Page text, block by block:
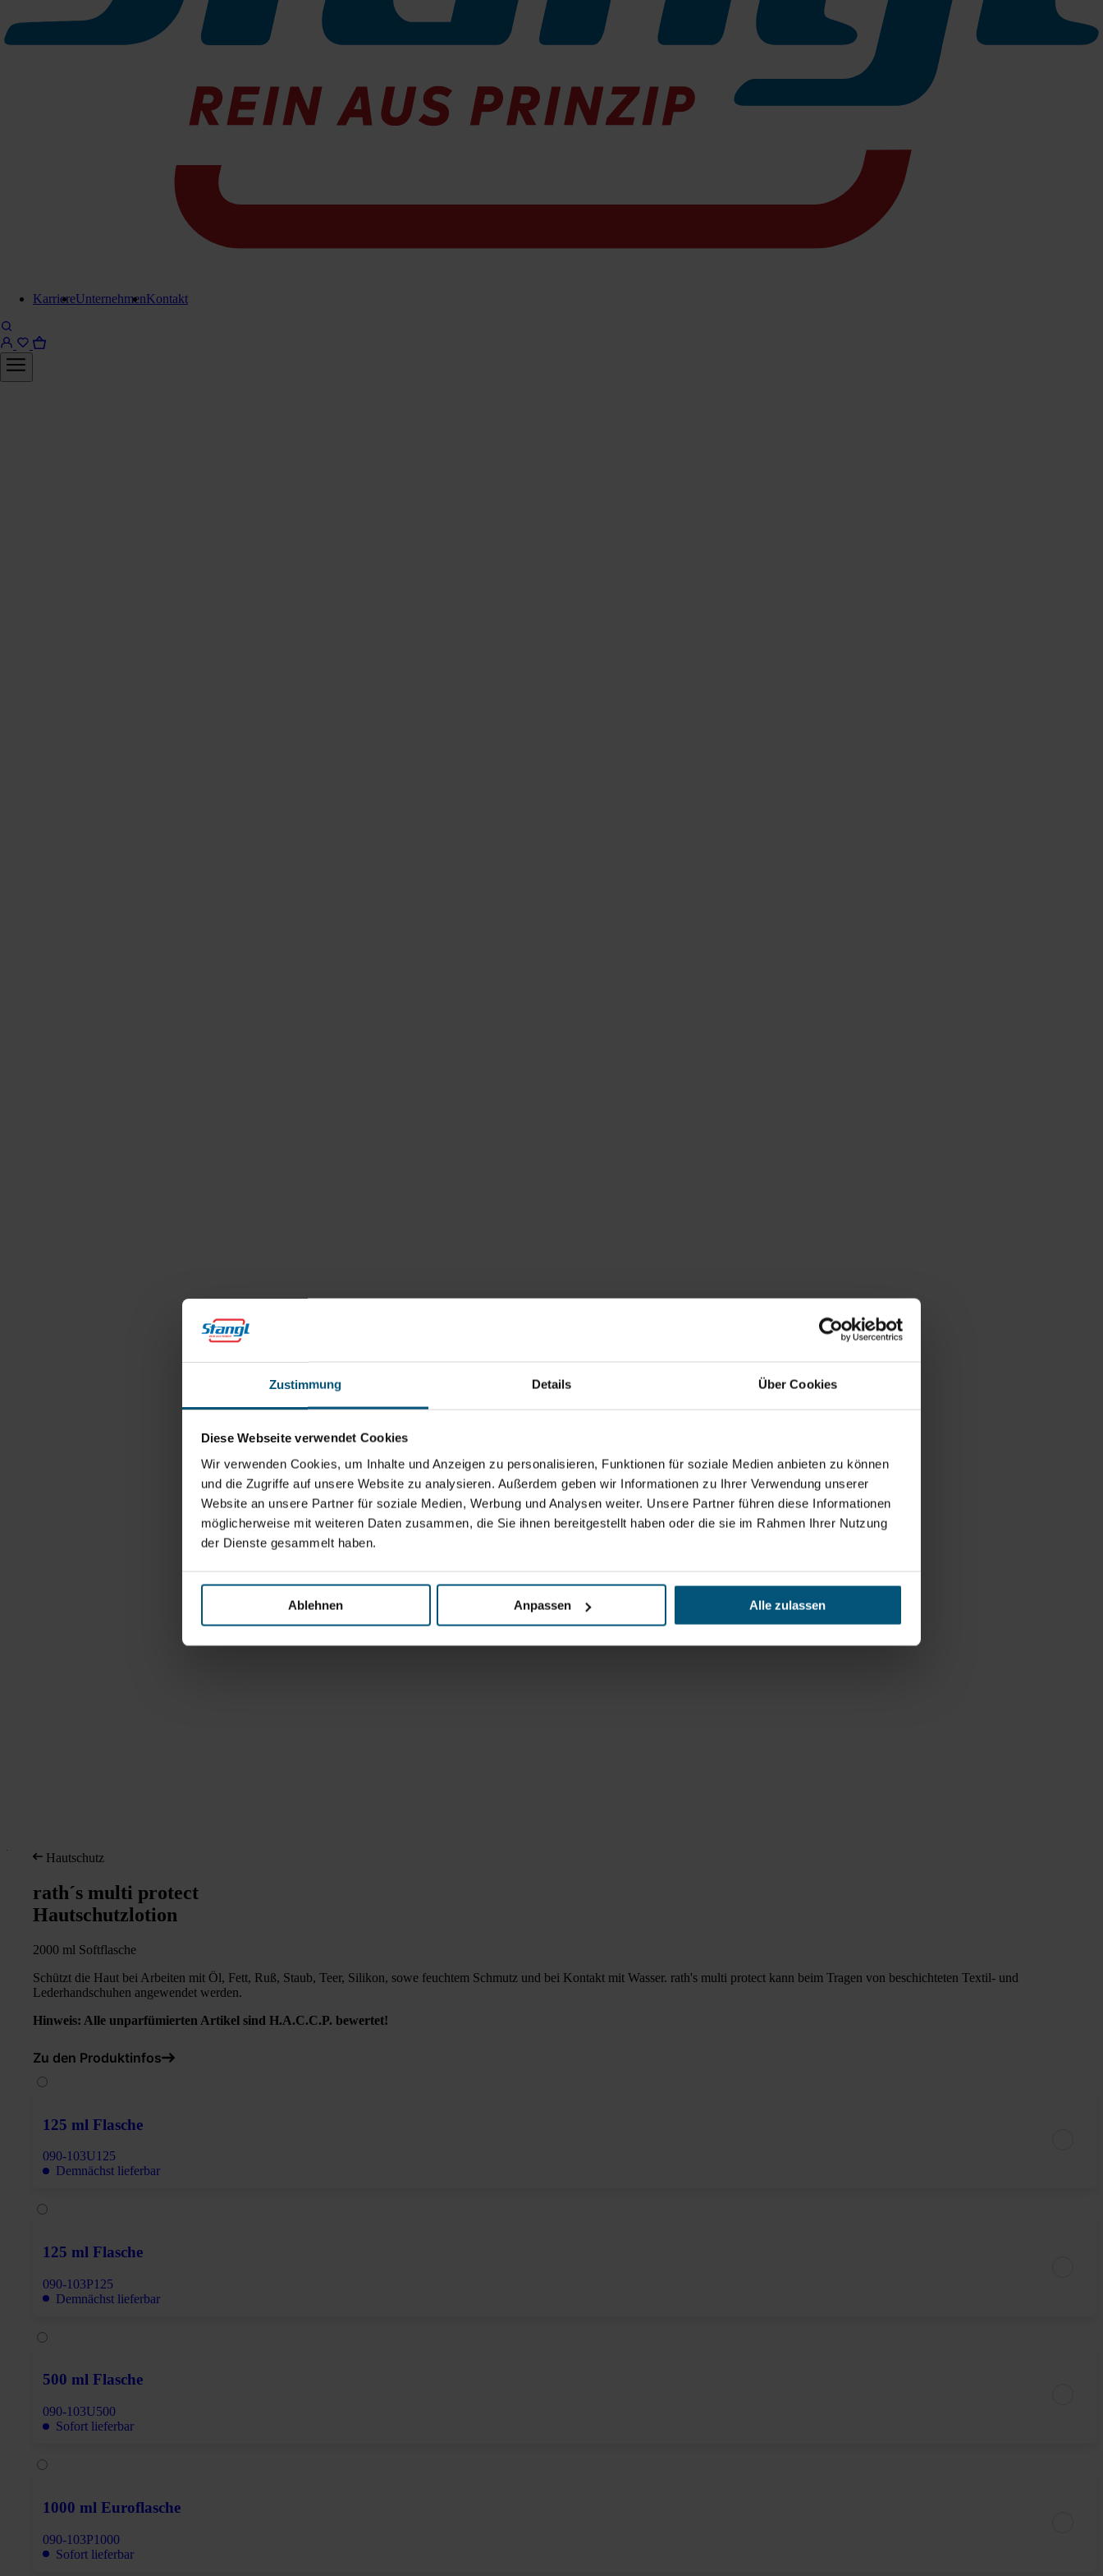
Zustimmung Details Über Cookies
Diese Webseite verwendet Cookies
Wir verwenden Cookies, um Inhalte und Anzeigen zu personalisieren, Funktionen für soziale Medien anbieten zu können
und die Zugriffe auf unsere Website zu analysieren. Außerdem geben wir Informationen zu Ihrer Verwendung unserer
Website an unsere Partner für soziale Medien, Werbung und Analysen weiter. Unsere Partner führen diese Informationen
möglicherweise mit weiteren Daten zusammen, die Sie ihnen bereitgestellt haben oder die sie im Rahmen Ihrer Nutzung
der Dienste gesammelt haben.
Ablehnen Anpassen Alle zulassen
KarriereUnternehmenKontakt
Hautschutz
rath´s multi protect
Hautschutzlotion
2000 ml Softflasche
Schützt die Haut bei Arbeiten mit Öl, Fett, Ruß, Staub, Teer, Silikon, sowe feuchtem Schmutz und bei Kontakt mit Wasser. rath's multi protect kann beim Tragen von beschichteten Textil- und
Lederhandschuhen angewendet werden.
Hinweis: Alle unparfümierten Artikel sind H.A.C.C.P. bewertet!
Zu den Produktinfos
125 ml Flasche
090-103U125
Demnächst lieferbar
125 ml Flasche
090-103P125
Demnächst lieferbar
500 ml Flasche
090-103U500
Sofort lieferbar
1000 ml Euroflasche
090-103P1000
Sofort lieferbar